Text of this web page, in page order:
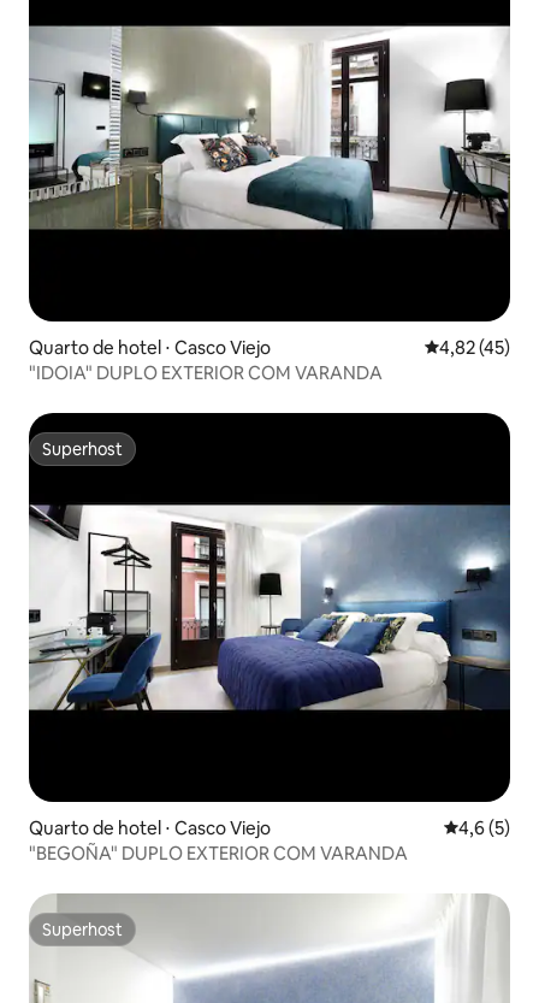
Quarto de hotel ⋅ Casco Viejo 4,82 de uma
4,82 (45)
"IDOIA" DUPLO EXTERIOR COM VARANDA
Superhost
Superhost
Quarto de hotel ⋅ Casco Viejo 4,6 de
4,6 (5)
"BEGOÑA" DUPLO EXTERIOR COM VARANDA
Superhost
Superhost